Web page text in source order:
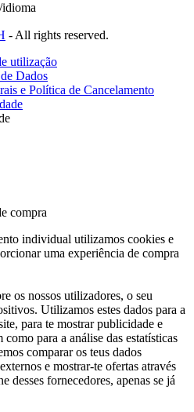
- All rights reserved.
utilização
Dados
e Política de Cancelamento
compra
individual utilizamos cookies e
uma experiência de compra
os nossos utilizadores, o seu
Utilizamos estes dados para a
para te mostrar publicidade e
para a análise das estatísticas
comparar os teus dados
e mostrar-te ofertas através
desses fornecedores, apenas se já